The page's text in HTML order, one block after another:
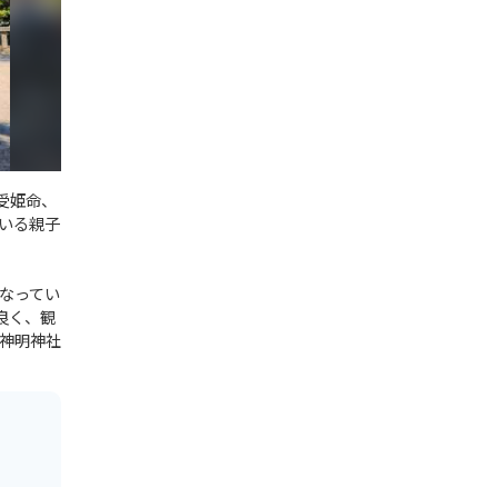
命、
る親子
ってい
く、観
明神社